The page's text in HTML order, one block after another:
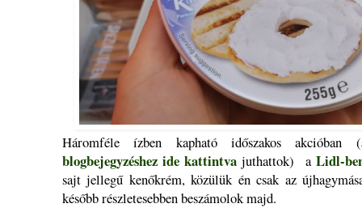
Háromféle ízben kapható időszakos akcióban (
blogbejegyzéshez ide kattintva juthattok) a Lidl-
sajt jellegű kenőkrém, közülük én csak az
később részletesebben beszámolok majd.